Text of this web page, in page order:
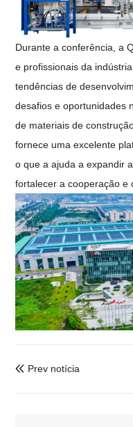
Durante a conferência, a
e profissionais da
tendências de
desafios e oportunidades
de materiais de
fornece uma excelente
o que a ajuda a expandir
fortalecer a cooperação e
 Prev notícia